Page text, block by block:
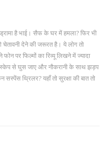
है भाई। सैफ के घर में हमला? फिर भी
चेतावनी देने की जरूरत है। ये लोग तो
पर फिल्मों का रिव्यू लिखने में ज्यादा
से घुस जाए और नौकरानी के साथ झड़प
सस्पेंस थ्रिलर? यहाँ तो सुरक्षा की बात तो